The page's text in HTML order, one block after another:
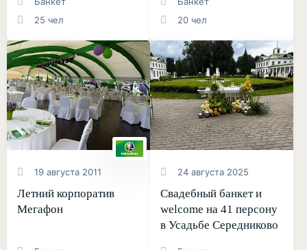
25 чел
20 чел
19 августа 2011
Летний корпоратив
Мегафон
24 августа 2025
Свадебный банкет и
welcome на 41 персону
в Усадьбе Середниково